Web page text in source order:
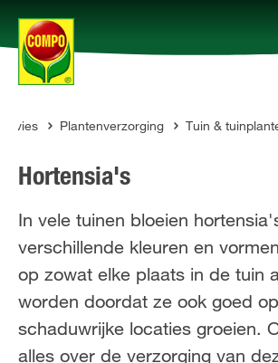
Producten
Advies
Thema's
Tot je dienst
Advies Plantenverzorging Tuin &
Hortensia's
In vele tuinen bloeien
verschillende kleuren en
op zowat elke plaats in de tuin
worden doordat ze ook goed op
schaduwrijke locaties groeien.
alles over de verzorging van